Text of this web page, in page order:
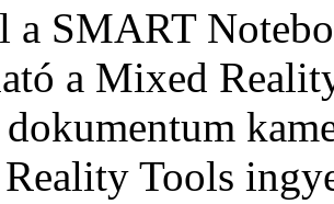
a SMART
a Mixed
Tools